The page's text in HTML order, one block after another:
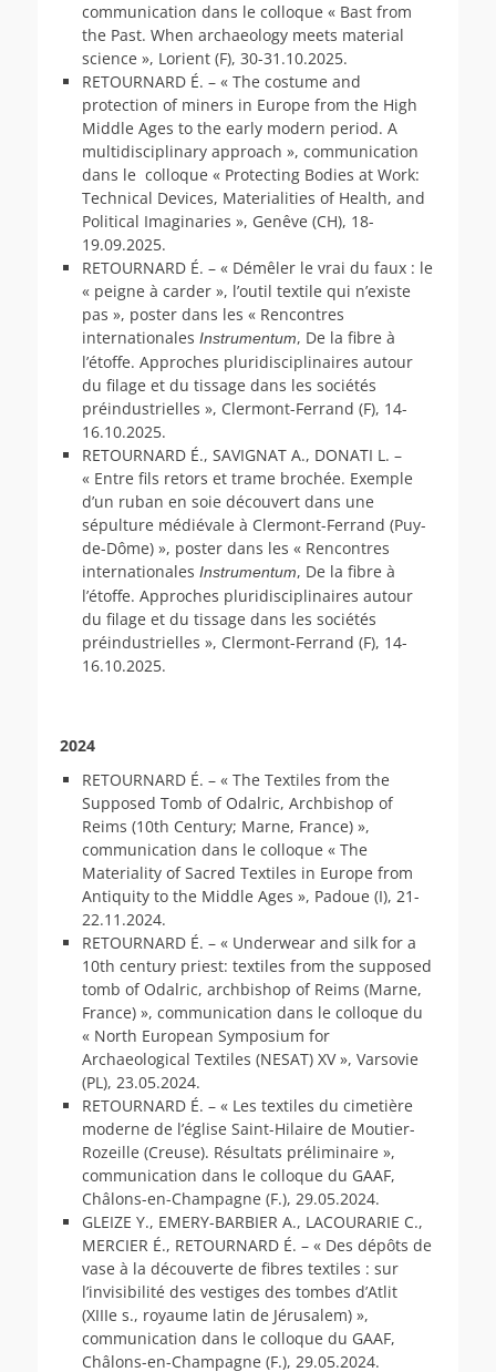
communication dans le colloque « Bast from
the Past. When archaeology meets material
science », Lorient (F), 30-31.10.2025.
RETOURNARD É. – « The costume and
protection of miners in Europe from the High
Middle Ages to the early modern period. A
multidisciplinary approach », communication
dans le colloque « Protecting Bodies at Work:
Technical Devices, Materialities of Health, and
Political Imaginaries », Genêve (CH), 18-
19.09.2025.
RETOURNARD É. – « Démêler le vrai du faux : le
« peigne à carder », l’outil textile qui n’existe
pas », poster dans les « Rencontres
internationales Instrumentum, De la fibre à
l’étoffe. Approches pluridisciplinaires autour
du filage et du tissage dans les sociétés
préindustrielles », Clermont-Ferrand (F), 14-
16.10.2025.
RETOURNARD É., SAVIGNAT A., DONATI L. –
« Entre fils retors et trame brochée. Exemple
d’un ruban en soie découvert dans une
sépulture médiévale à Clermont-Ferrand (Puy-
de-Dôme) », poster dans les « Rencontres
internationales Instrumentum, De la fibre à
l’étoffe. Approches pluridisciplinaires autour
du filage et du tissage dans les sociétés
préindustrielles », Clermont-Ferrand (F), 14-
16.10.2025.
2024
RETOURNARD É. – « The Textiles from the
Supposed Tomb of Odalric, Archbishop of
Reims (10th Century; Marne, France) »,
communication dans le colloque « The
Materiality of Sacred Textiles in Europe from
Antiquity to the Middle Ages », Padoue (I), 21-
22.11.2024.
RETOURNARD É. – « Underwear and silk for a
10th century priest: textiles from the supposed
tomb of Odalric, archbishop of Reims (Marne,
France) », communication dans le colloque du
« North European Symposium for
Archaeological Textiles (NESAT) XV », Varsovie
(PL), 23.05.2024.
RETOURNARD É. – « Les textiles du cimetière
moderne de l’église Saint-Hilaire de Moutier-
Rozeille (Creuse). Résultats préliminaire »,
communication dans le colloque du GAAF,
Châlons-en-Champagne (F.), 29.05.2024.
GLEIZE Y., EMERY-BARBIER A., LACOURARIE C.,
MERCIER É., RETOURNARD É. – « Des dépôts de
vase à la découverte de fibres textiles : sur
l’invisibilité des vestiges des tombes d’Atlit
(XIIIe s., royaume latin de Jérusalem) »,
communication dans le colloque du GAAF,
Châlons-en-Champagne (F.), 29.05.2024.